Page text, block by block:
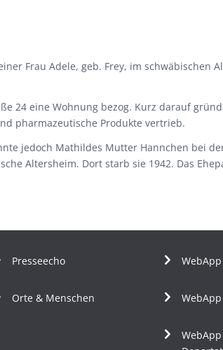
Frau Adele, geb. Frey, im schwäbischen
24 eine Wohnung bezog. Kurz darauf
pharmazeutische Produkte vertrieb.
jedoch Mathildes Mutter Hannchen bei
Altersheim. Dort starb sie 1942. Das
Presseecho
Orte & Menschen